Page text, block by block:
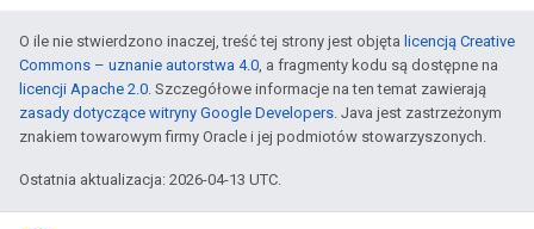
O ile nie stwierdzono inaczej, treść tej strony jest objęta licencją Creative
Commons – uznanie autorstwa 4.0, a fragmenty kodu są dostępne na
licencji Apache 2.0. Szczegółowe informacje na ten temat zawierają
zasady dotyczące witryny Google Developers. Java jest zastrzeżonym
znakiem towarowym firmy Oracle i jej podmiotów stowarzyszonych.
Ostatnia aktualizacja: 2026-04-13 UTC.